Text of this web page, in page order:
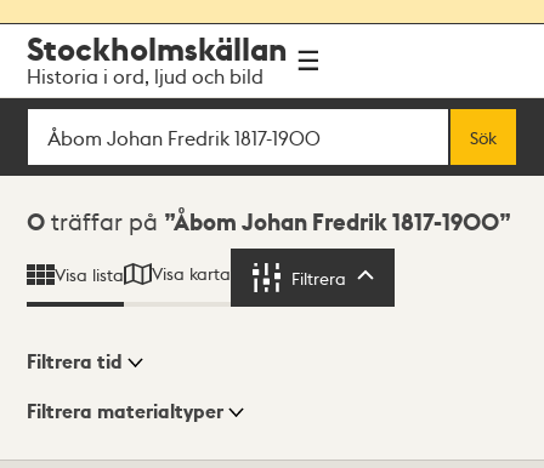
navigationen
huvudinnehållet
Stockholmskällan
Historia i ord, ljud och bild
Sök
Sök
Sökresultat
0 träffar på Åbom Johan Fredrik 1817-1900
Visa lista Visa karta Filtrera
Visningsläge
Filtrera tid
Filtrera materialtyper